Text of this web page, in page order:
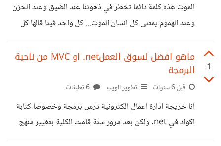
ينصحوني ولم يشجعوني على هذا التخصص واقترحو علي كثير
من التخصصات ولكن كنت رافضة... وبعد مدى استقرت افكاري
على تخصص ادارة
الموت هذه كلمة دائما تخطر في ذهوننا عند الضيق وعند الحزن
وعند الهموم يمتنى كل انسان الموت... كل واحد فينا قالها كل
واحد فينا تمناها لكن المشكلة ليست هنا المشكلة لماذا... هل هذه
المواقف والظروف جديرة بأن تهزنا.... هل هذا الحزن والهم جدير
بأن يجعلنا نتمنى الموت... كل انسان لديه ظروف وكل انسان لديه
هموم لكن القوي من يخرج منها مثل الشعرة من العجين لنكن
اقوياء.
1
ماهو افضل لسوق العملnet. او MVC من ناحية
البرمجة
قبل 6 سنوات تطوير الويب
انا خريجة ادارة اعمال الكترونية درس برمجة وخصوصا كتابة
اكواد في net. ولكن بعد مرور سنة قامت الكلية بتغيير منهج
البرمجة لل MVC اذا لا يمكنك كتابة امواد من الصفر اذ تكون